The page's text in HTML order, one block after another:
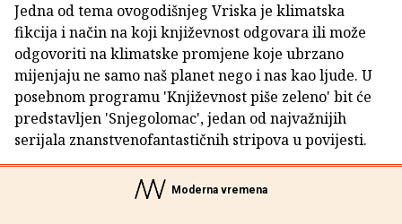
Jedna od tema ovogodišnjeg Vriska je klimatska
fikcija i način na koji književnost odgovara ili može
odgovoriti na klimatske promjene koje ubrzano
mijenjaju ne samo naš planet nego i nas kao ljude. U
posebnom programu 'Književnost piše zeleno' bit će
predstavljen 'Snjegolomac', jedan od najvažnijih
serijala znanstvenofantastičnih stripova u povijesti.
Moderna vremena